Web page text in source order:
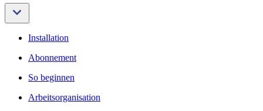
Installation
Abonnement
So beginnen
Arbeitsorganisation